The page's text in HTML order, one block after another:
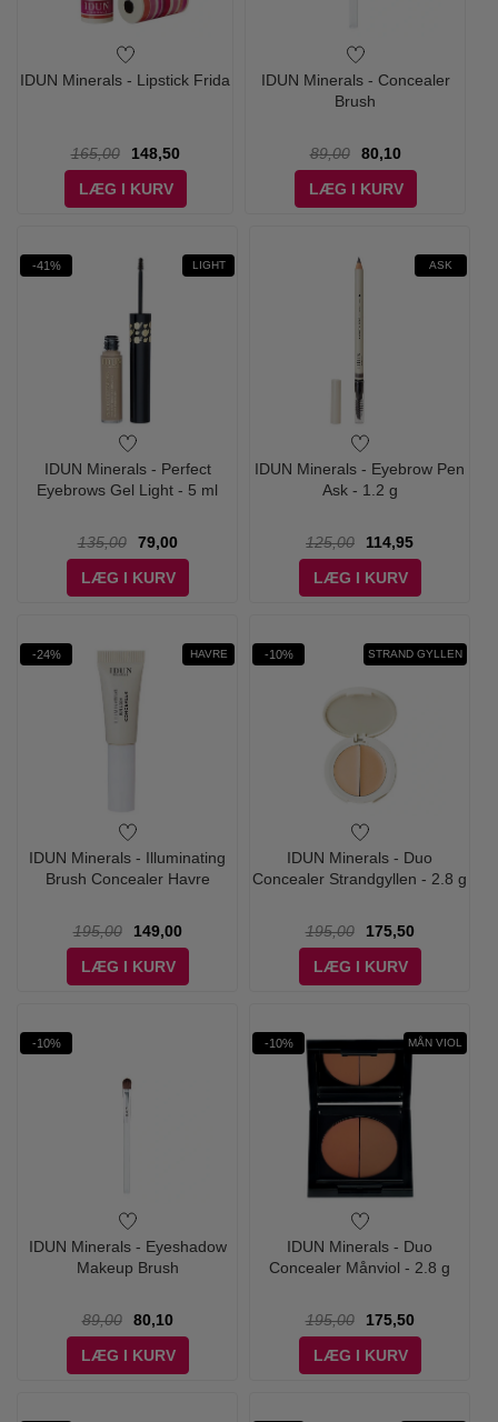
IDUN Minerals - Lipstick Frida
165,00
148,50
LÆG I KURV
IDUN Minerals - Concealer
Brush
89,00
80,10
LÆG I KURV
-41% LIGHT
IDUN Minerals - Perfect
Eyebrows Gel Light - 5 ml
135,00
79,00
LÆG I KURV
ASK
IDUN Minerals - Eyebrow Pen
Ask - 1.2 g
125,00
114,95
LÆG I KURV
-24% HAVRE
IDUN Minerals - Illuminating
Brush Concealer Havre
195,00
149,00
LÆG I KURV
-10% STRAND GYLLEN
IDUN Minerals - Duo
Concealer Strandgyllen - 2.8 g
195,00
175,50
LÆG I KURV
-10%
IDUN Minerals - Eyeshadow
Makeup Brush
89,00
80,10
LÆG I KURV
-10% MÅN VIOL
IDUN Minerals - Duo
Concealer Månviol - 2.8 g
195,00
175,50
LÆG I KURV